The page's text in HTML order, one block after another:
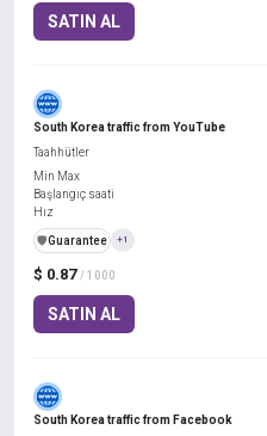
SATIN AL
South Korea traffic from YouTube
$ 0.87 / 1000
SATIN AL
Taahhütler
Min Max
Başlangıç saati
Hız
️🛡️Guarantee +1
South Korea traffic from Facebook